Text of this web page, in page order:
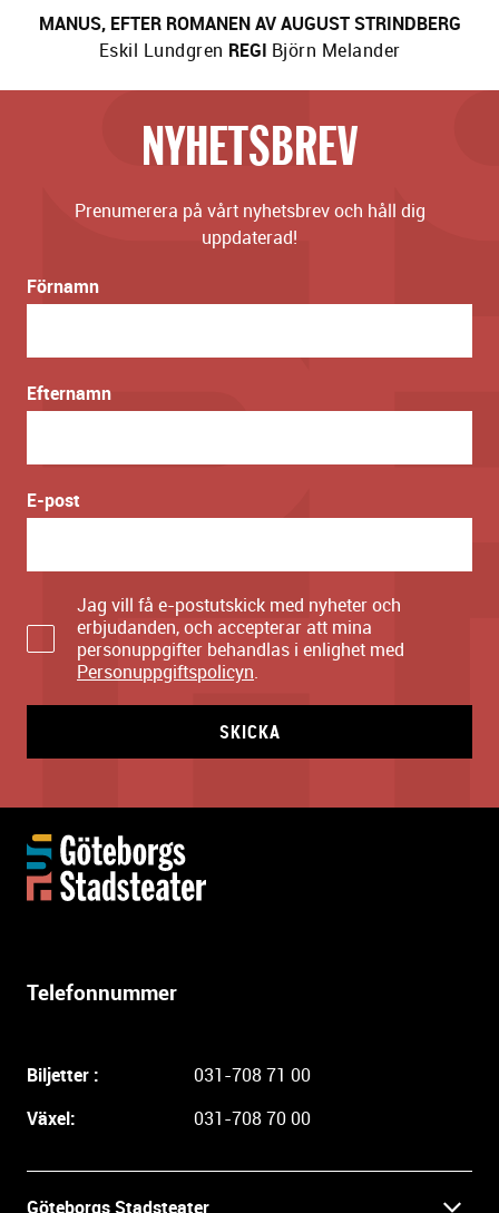
MANUS, EFTER ROMANEN AV AUGUST STRINDBERG
Eskil Lundgren REGI Björn Melander
NYHETSBREV
Prenumerera på vårt nyhetsbrev och håll dig
uppdaterad!
Förnamn
Efternamn
E-post
Jag vill få e-postutskick med nyheter och
erbjudanden, och accepterar att mina
personuppgifter behandlas i enlighet med
Personuppgiftspolicyn.
SKICKA
Telefonnummer
Biljetter :
031-708 71 00
Växel:
031-708 70 00
Göteborgs Stadsteater